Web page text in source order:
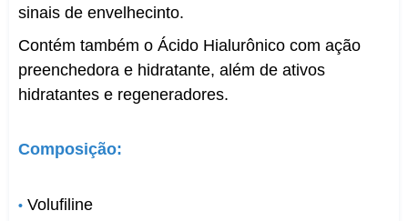
sinais de envelhecinto.
Contém também o Ácido Hialurônico com ação
preenchedora e hidratante, além de ativos
hidratantes e regeneradores.
Composição:
• Volufiline